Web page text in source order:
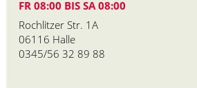
FR 08:00 BIS SA 08:00
Rochlitzer Str. 1A
06116 Halle
0345/56 32 89 88